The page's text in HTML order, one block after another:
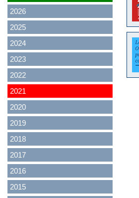
2026
2025
2024
2023
2022
2021
2020
2019
2018
2017
2016
2015